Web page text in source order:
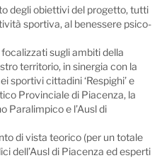
degli obiettivi del progetto, tutti
sportiva, al benessere psico-
sugli ambiti della
territorio, in sinergia con la
sportivi cittadini ‘Respighi’ e
Provinciale di Piacenza, la
Paralimpico e l’Ausl di
di vista teorico (per un totale
dell’Ausl di Piacenza ed esperti